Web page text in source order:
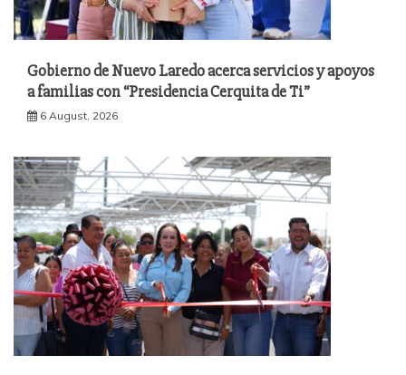
Gobierno de Nuevo Laredo acerca servicios y apoyos
a familias con “Presidencia Cerquita de Ti”
6 August, 2026